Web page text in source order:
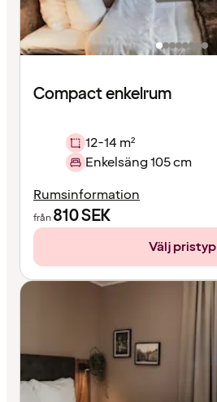
Compact enkelrum
12-14 m²
Enkelsäng 105 cm
Rumsinformation
från810SEK
Välj pristyp